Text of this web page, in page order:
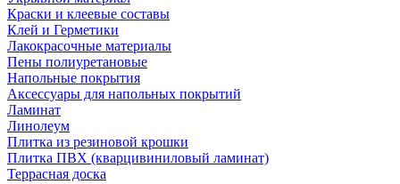
Краски и клеевые составы
Клей и Герметики
Лакокрасочные материалы
Пены полиуретановые
Напольные покрытия
Аксессуары для напольных покрытий
Ламинат
Линолеум
Плитка из резиновой крошки
Плитка ПВХ (кварцивиниловый ламинат)
Террасная доска